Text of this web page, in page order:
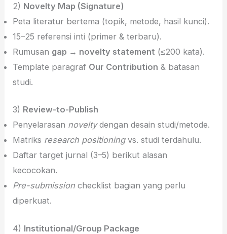
2) Novelty Map (Signature)
Peta literatur bertema (topik, metode, hasil kunci).
15–25 referensi inti (primer & terbaru).
Rumusan gap → novelty statement (≤200 kata).
Template paragraf Our Contribution & batasan
studi.
3) Review-to-Publish
Penyelarasan noveltydengan desain studi/metode.
Matriks research positioningvs. studi terdahulu.
Daftar target jurnal (3–5) berikut alasan
kecocokan.
Pre-submission checklist bagian yang perlu
diperkuat.
4) Institutional/Group Package